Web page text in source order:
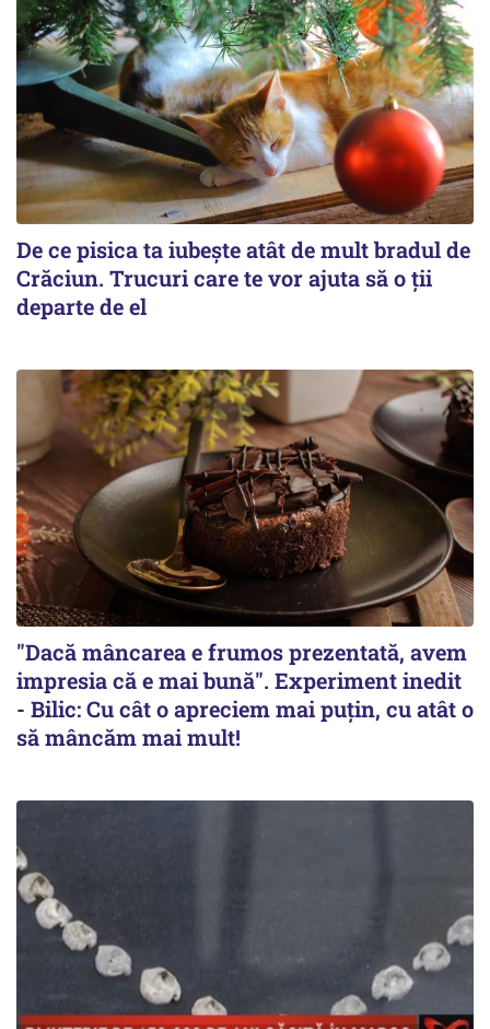
De ce pisica ta iubește atât de mult bradul de
Crăciun. Trucuri care te vor ajuta să o ții
departe de el
"Dacă mâncarea e frumos prezentată, avem
impresia că e mai bună". Experiment inedit
- Bilic: Cu cât o apreciem mai puțin, cu atât o
să mâncăm mai mult!